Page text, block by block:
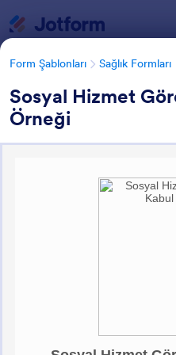
Form Şablonları Sağlık Formları
Sosyal Hizmet
Örneği
Sağlık
Form Şablonu Kategorileri